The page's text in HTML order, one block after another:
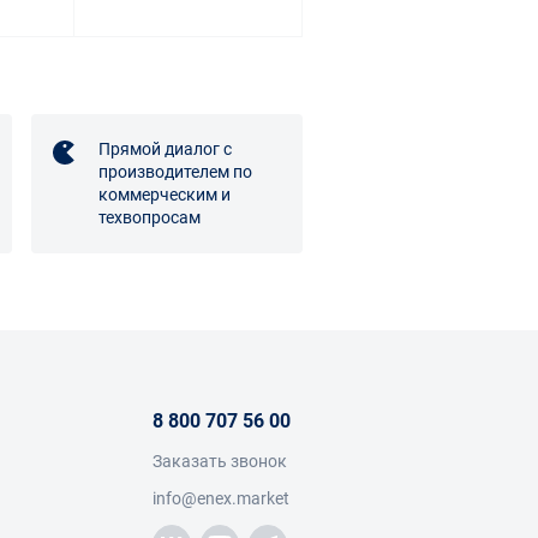
Прямой диалог с
производителем по
коммерческим и
техвопросам
8 800 707 56 00
Заказать звонок
info@enex.market